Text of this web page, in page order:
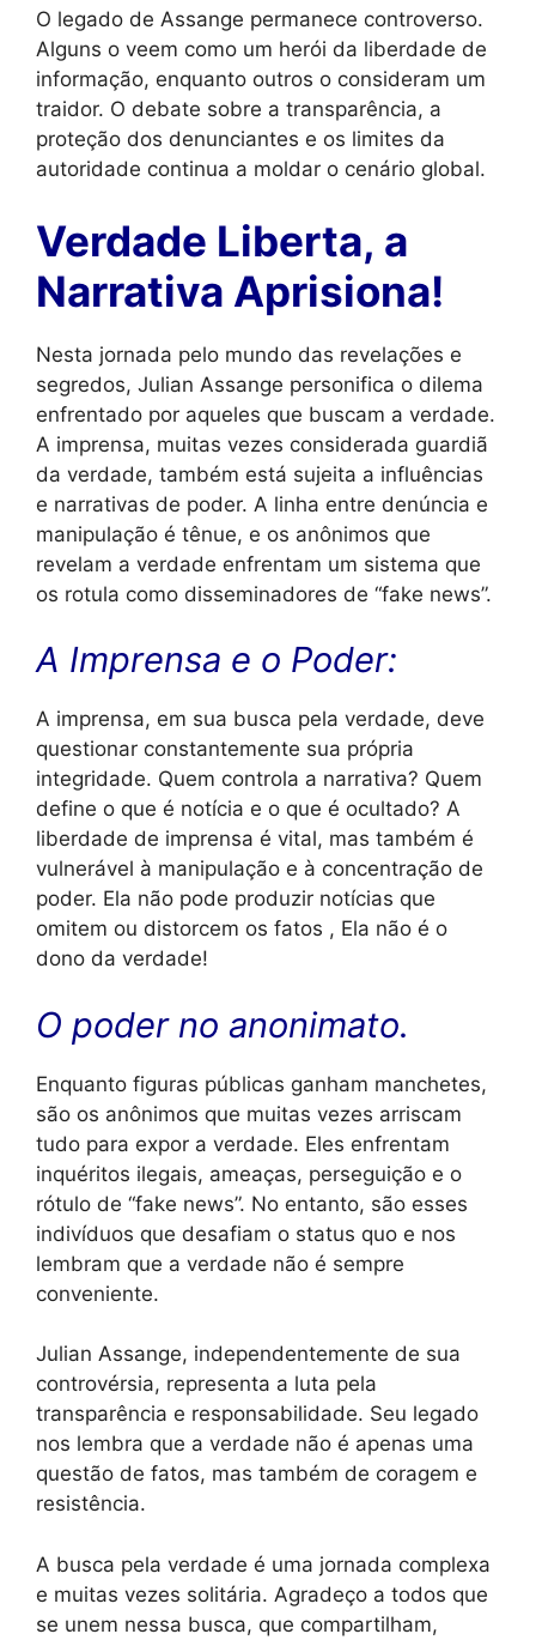
O legado de Assange permanece controverso.
Alguns o veem como um herói da liberdade de
informação, enquanto outros o consideram um
traidor. O debate sobre a transparência, a
proteção dos denunciantes e os limites da
autoridade continua a moldar o cenário global.
Verdade Liberta, a
Narrativa Aprisiona!
Nesta jornada pelo mundo das revelações e
segredos, Julian Assange personifica o dilema
enfrentado por aqueles que buscam a verdade.
A imprensa, muitas vezes considerada guardiã
da verdade, também está sujeita a influências
e narrativas de poder. A linha entre denúncia e
manipulação é tênue, e os anônimos que
revelam a verdade enfrentam um sistema que
os rotula como disseminadores de “fake news”.
A Imprensa e o Poder:
A imprensa, em sua busca pela verdade, deve
questionar constantemente sua própria
integridade. Quem controla a narrativa? Quem
define o que é notícia e o que é ocultado? A
liberdade de imprensa é vital, mas também é
vulnerável à manipulação e à concentração de
poder. Ela não pode produzir notícias que
omitem ou distorcem os fatos , Ela não é o
dono da verdade!
O poder no anonimato.
Enquanto figuras públicas ganham manchetes,
são os anônimos que muitas vezes arriscam
tudo para expor a verdade. Eles enfrentam
inquéritos ilegais, ameaças, perseguição e o
rótulo de “fake news”. No entanto, são esses
indivíduos que desafiam o status quo e nos
lembram que a verdade não é sempre
conveniente.
Julian Assange, independentemente de sua
controvérsia, representa a luta pela
transparência e responsabilidade. Seu legado
nos lembra que a verdade não é apenas uma
questão de fatos, mas também de coragem e
resistência.
A busca pela verdade é uma jornada complexa
e muitas vezes solitária. Agradeço a todos que
se unem nessa busca, que compartilham,